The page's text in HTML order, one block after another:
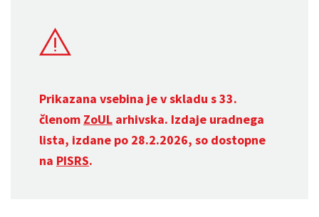
Prikazana vsebina je v skladu s 33.
členom ZoUL arhivska. Izdaje uradnega
lista, izdane po 28.2.2026, so dostopne
na PISRS.